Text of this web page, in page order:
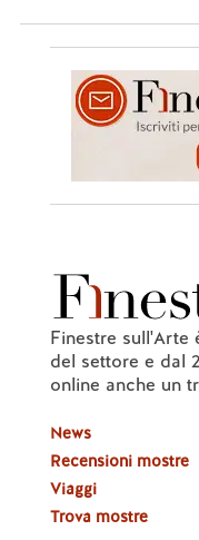
Finestre sull'Arte
del settore e dal
online anche un
News
Recensioni mostre
Viaggi
Trova mostre